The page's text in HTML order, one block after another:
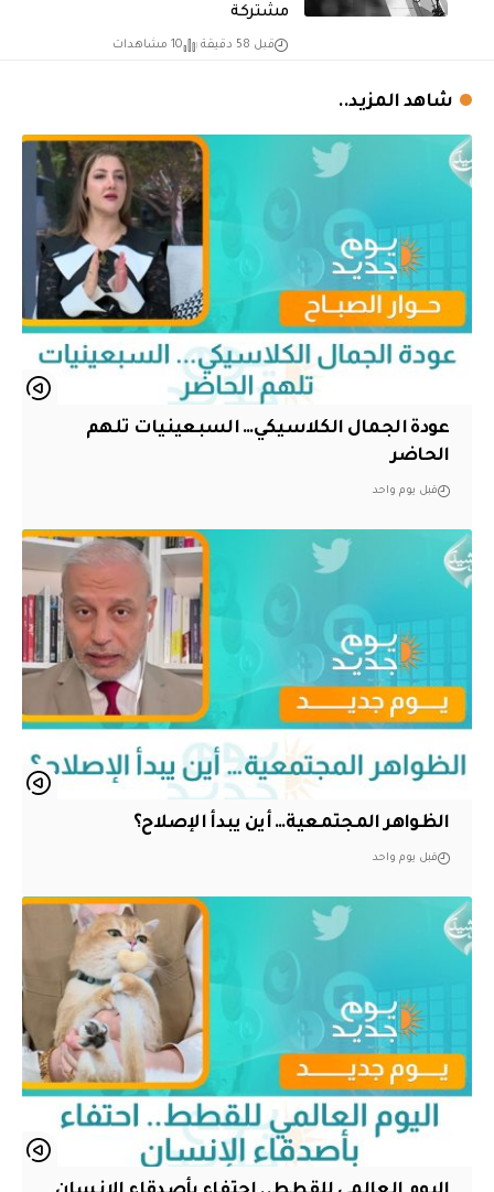
مشتركة
قبل 58 دقيقة 10 مشاهدات
شاهد المزيد..
عودة الجمال الكلاسيكي… السبعينيات تلهم
الحاضر
قبل يوم واحد
الظواهر المجتمعية… أين يبدأ الإصلاح؟
قبل يوم واحد